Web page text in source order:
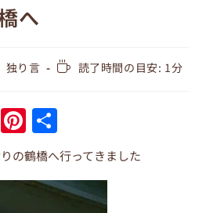
へ
独り言 読了時間の目安: 1分
M Pi
nt
er
e
有
の鶴橋へ行ってきました